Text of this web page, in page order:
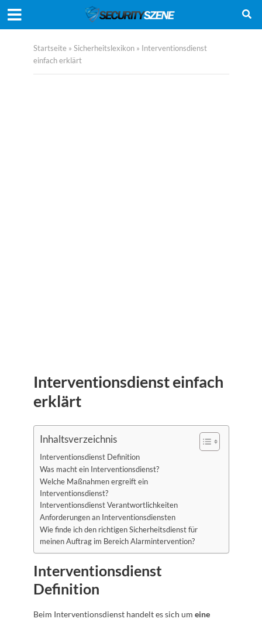
Startseite » Sicherheitslexikon» Interventionsdienst
einfach erklärt
Interventionsdienst einfach
erklärt
Inhaltsverzeichnis
Interventionsdienst Definition
Was macht ein Interventionsdienst?
Welche Maßnahmen ergreift ein
Interventionsdienst?
Interventionsdienst Verantwortlichkeiten
Anforderungen an Interventionsdiensten
Wie finde ich den richtigen Sicherheitsdienst für
meinen Auftrag im Bereich Alarmintervention?
Interventionsdienst
Definition
Beim Interventionsdienst handelt es sich um eine